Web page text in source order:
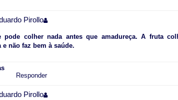
Pirollo
pode colher nada antes que amadureça. A fruta
e não faz bem à saúde.
Responder
Pirollo